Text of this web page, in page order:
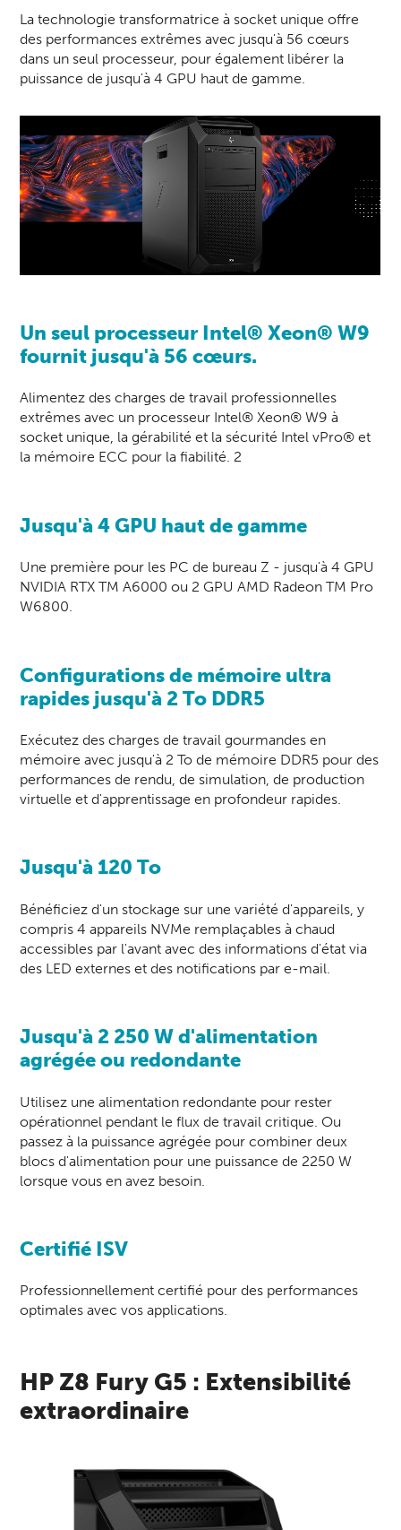
La technologie transformatrice à socket unique offre
des performances extrêmes avec jusqu'à 56 cœurs
dans un seul processeur, pour également libérer la
puissance de jusqu'à 4 GPU haut de gamme.
Un seul processeur Intel® Xeon® W9
fournit jusqu'à 56 cœurs.
Alimentez des charges de travail professionnelles
extrêmes avec un processeur Intel® Xeon® W9 à
socket unique, la gérabilité et la sécurité Intel vPro® et
la mémoire ECC pour la fiabilité. 2
Jusqu'à 4 GPU haut de gamme
Une première pour les PC de bureau Z - jusqu'à 4 GPU
NVIDIA RTX TM A6000 ou 2 GPU AMD Radeon TM Pro
W6800.
Configurations de mémoire ultra
rapides jusqu'à 2 To DDR5
Exécutez des charges de travail gourmandes en
mémoire avec jusqu'à 2 To de mémoire DDR5 pour des
performances de rendu, de simulation, de production
virtuelle et d'apprentissage en profondeur rapides.
Jusqu'à 120 To
Bénéficiez d'un stockage sur une variété d'appareils, y
compris 4 appareils NVMe remplaçables à chaud
accessibles par l'avant avec des informations d'état via
des LED externes et des notifications par e-mail.
Jusqu'à 2 250 W d'alimentation
agrégée ou redondante
Utilisez une alimentation redondante pour rester
opérationnel pendant le flux de travail critique. Ou
passez à la puissance agrégée pour combiner deux
blocs d'alimentation pour une puissance de 2250 W
lorsque vous en avez besoin.
Certifié ISV
Professionnellement certifié pour des performances
optimales avec vos applications.
HP Z8 Fury G5 : Extensibilité
extraordinaire